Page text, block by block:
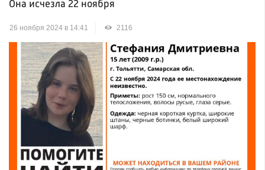
Она исчезла 22 ноября
26 ноября 2024 в 14:41 2116